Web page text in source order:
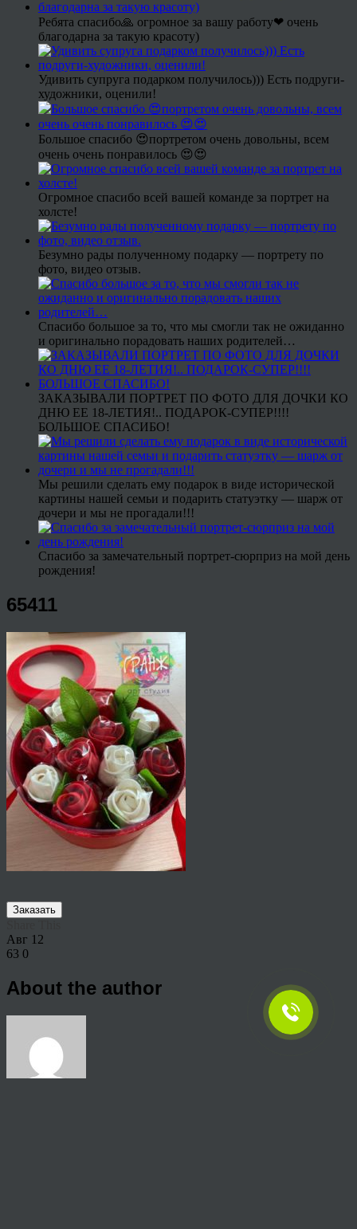
Ребята спасибо🙏 огромное за вашу работу❤ очень
благодарна за такую красоту)
Удивить супруга подарком получилось))) Есть подруги-
художники, оценили!
Большое спасибо 😍портретом очень довольны, всем
очень очень понравилось 😍😍
Огромное спасибо всей вашей команде за портрет на
холсте!
Безумно рады полученному подарку — портрету по
фото, видео отзыв.
Спасибо большое за то, что мы смогли так не ожиданно
и оригинально порадовать наших родителей…
ЗАКАЗЫВАЛИ ПОРТРЕТ ПО ФОТО ДЛЯ ДОЧКИ КО
ДНЮ ЕЕ 18-ЛЕТИЯ!.. ПОДАРОК-СУПЕР!!!!
БОЛЬШОЕ СПАСИБО!
Мы решили сделать ему подарок в виде исторической
картины нашей семьи и подарить статуэтку — шарж от
дочери и мы не прогадали!!!
Спасибо за замечательный портрет-сюрприз на мой день
рождения!
65411
Заказать
Авг 12
63 0
About the author